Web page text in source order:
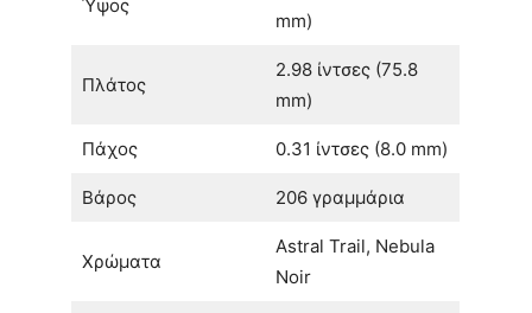
Ύψος
mm)
Πλάτος
2.98 ίντσες (75.8
mm)
Πάχος 0.31 ίντσες (8.0 mm)
Βάρος 206 γραμμάρια
Χρώματα
Astral Trail, Nebula
Noir